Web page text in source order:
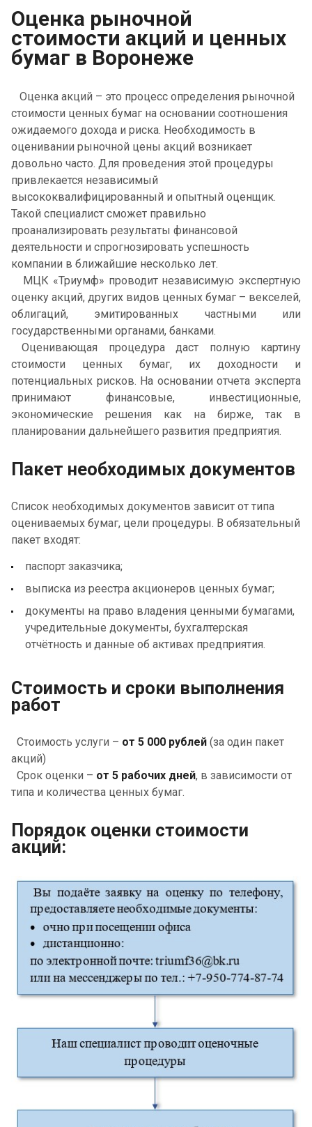
Оценка рыночной
стоимости акций и ценных
бумаг в Воронеже
Оценка акций – это процесс определения рыночной
стоимости ценных бумаг на основании соотношения
ожидаемого дохода и риска. Необходимость в
оценивании рыночной цены акций возникает
довольно часто. Для проведения этой процедуры
привлекается независимый
высококвалифицированный и опытный оценщик.
Такой специалист сможет правильно
проанализировать результаты финансовой
деятельности и спрогнозировать успешность
компании в ближайшие несколько лет.
МЦК «Триумф» проводит независимую экспертную
оценку акций, других видов ценных бумаг – векселей,
облигаций, эмитированных частными или
государственными органами, банками.
Оценивающая процедура даст полную картину
стоимости ценных бумаг, их доходности и
потенциальных рисков. На основании отчета эксперта
принимают финансовые, инвестиционные,
экономические решения как на бирже, так в
планировании дальнейшего развития предприятия.
Пакет необходимых документов
Список необходимых документов зависит от типа
оцениваемых бумаг, цели процедуры. В обязательный
пакет входят:
паспорт заказчика;
выписка из реестра акционеров ценных бумаг;
документы на право владения ценными бумагами,
учредительные документы, бухгалтерская
отчётность и данные об активах предприятия.
Стоимость и сроки выполнения
работ
Стоимость услуги – от 5 000 рублей (за один пакет
акций)
Срок оценки – от 5 рабочих дней, в зависимости от
типа и количества ценных бумаг.
Порядок оценки стоимости
акций: